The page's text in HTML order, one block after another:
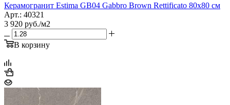
Керамогранит Estima GB04 Gabbro Brown Rettificato 80x80 см
Арт.: 40321
3 920 руб./м2
В корзину